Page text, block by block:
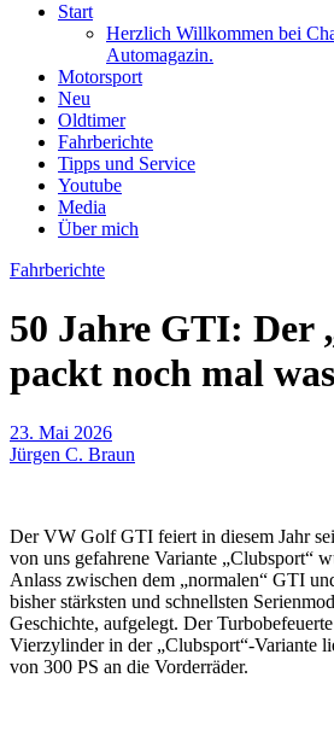
Start
Herzlich Willkommen bei
Automagazin.
Motorsport
Neu
Oldtimer
Fahrberichte
Tipps und Service
Youtube
Media
Über mich
Fahrberichte
50 Jahre GTI: Der
packt noch mal
23. Mai 2026
Jürgen C. Braun
Der VW Golf GTI feiert in diesem Jahr
von uns gefahrene Variante „Clubsport“
Anlass zwischen dem „normalen“ GTI
bisher stärksten und schnellsten
Geschichte, aufgelegt. Der
Vierzylinder in der „Clubsport“-Variante
von 300 PS an die Vorderräder.